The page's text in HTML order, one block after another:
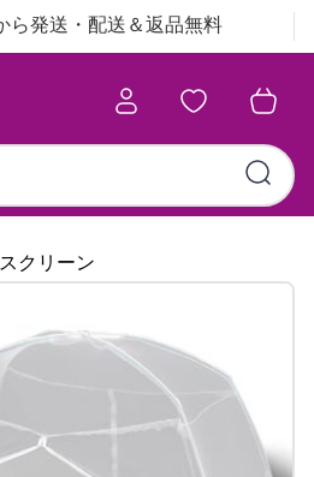
ら発送・配送＆返品無料
クリーン